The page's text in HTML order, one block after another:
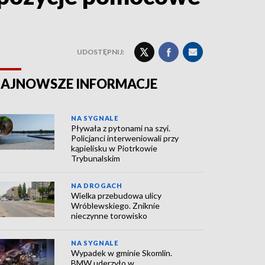
UDOSTĘPNIJ:
INFORMACJE
NA SYGNALE
Pływała z pytonami na szyi.
Policjanci interweniowali przy
kąpielisku w Piotrkowie
Trybunalskim
NA DROGACH
Wielka przebudowa ulicy
Wróblewskiego. Zniknie
nieczynne torowisko
NA SYGNALE
Wypadek w gminie Skomlin.
BMW uderzyło w